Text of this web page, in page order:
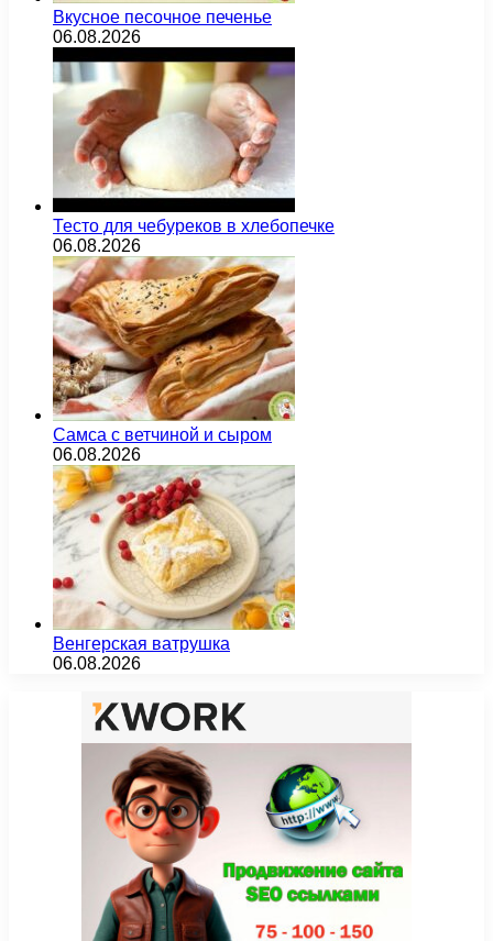
Вкусное песочное печенье
06.08.2026
Тесто для чебуреков в хлебопечке
06.08.2026
Самса с ветчиной и сыром
06.08.2026
Венгерская ватрушка
06.08.2026